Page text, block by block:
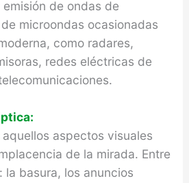
de ondas de
microondas ocasionadas
como radares,
redes eléctricas de
aspectos visuales
de la mirada. Entre
la basura, los anuncios